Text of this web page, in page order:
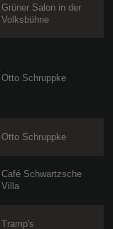
Grüner Salon in der
Volksbühne
Otto Schruppke
Otto Schruppke
Café Schwartzsche
Villa
Tramp's